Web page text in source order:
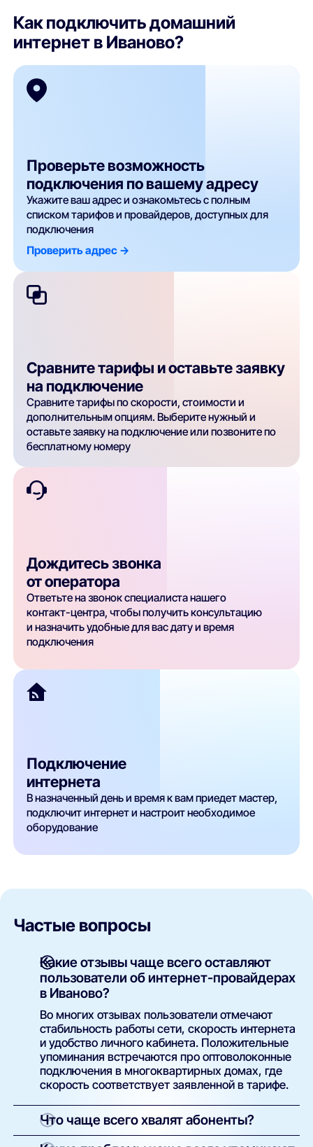
Как подключить домашний
интернет в Иваново?
Проверьте возможность
подключения по вашему адресу
Укажите ваш адрес и ознакомьтесь с полным
списком тарифов и провайдеров, доступных для
подключения
Проверить адрес ->
Сравните тарифы и оставьте заявку
на подключение
Сравните тарифы по скорости, стоимости и
дополнительным опциям. Выберите нужный и
оставьте заявку на подключение или позвоните по
бесплатному номеру
Дождитесь звонка
от оператора
Ответьте на звонок специалиста нашего
контакт-центра, чтобы получить консультацию
и назначить удобные для вас дату и время
подключения
Подключение
интернета
В назначенный день и время к вам приедет мастер,
подключит интернет и настроит необходимое
оборудование
Частые вопросы
Какие отзывы чаще всего оставляют
пользователи об интернет-провайдерах
в Иваново?
Во многих отзывах пользователи отмечают
стабильность работы сети, скорость интернета
и удобство личного кабинета. Положительные
упоминания встречаются про оптоволоконные
подключения в многоквартирных домах, где
скорость соответствует заявленной в тарифе.
Что чаще всего хвалят абоненты?
Положительные отзывы обычно касаются: